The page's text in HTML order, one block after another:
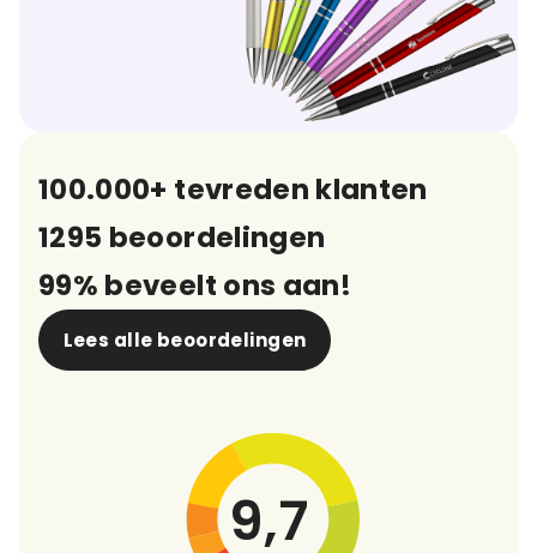
100.000+ tevreden klanten
1295 beoordelingen
99% beveelt ons aan!
Lees alle beoordelingen
9,7